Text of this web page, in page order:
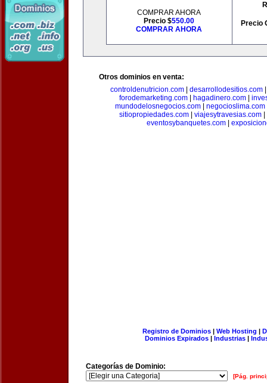
COMPRAR AHORA
Precio $550.00
COMPRAR AHORA
Precio
Otros dominios en venta:
controldenutricion.com
desarrollodesitios.com
forodemarketing.com| hagadinero.com|
mundodelosnegocios.com| negocioslima.com
sitiopropiedades.com| viajesytravesias.com|
eventosybanquetes.com
Registro de Dominios| Web Hosting |
Dominios Expirados | Industrias |
Categorías de Dominio:
[Pág.